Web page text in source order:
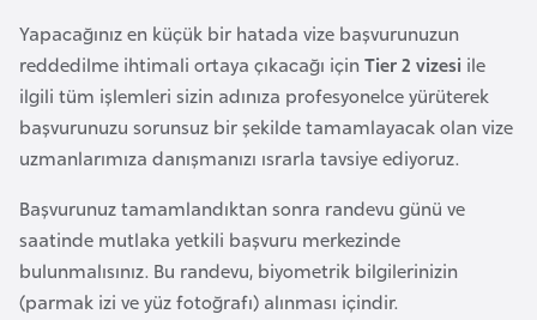
Yapacağınız en küçük bir hatada vize başvurunuzun
reddedilme ihtimali ortaya çıkacağı içinTier 2 vizesi ile
ilgili tüm işlemleri sizin adınıza profesyonelce yürüterek
başvurunuzu sorunsuz bir şekilde tamamlayacak olan vize
uzmanlarımıza danışmanızı ısrarla tavsiye ediyoruz.
Başvurunuz tamamlandıktan sonra randevu günü ve
saatinde mutlaka yetkili başvuru merkezinde
bulunmalısınız. Bu randevu, biyometrik bilgilerinizin
(parmak izi ve yüz fotoğrafı) alınması içindir.
a
F
i
d
i
ş
i